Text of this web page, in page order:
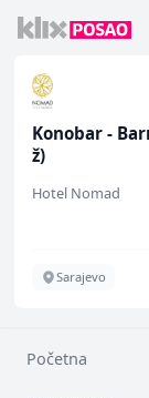
Konobar -
ž)
Hotel Nomad
Sarajevo
Početna